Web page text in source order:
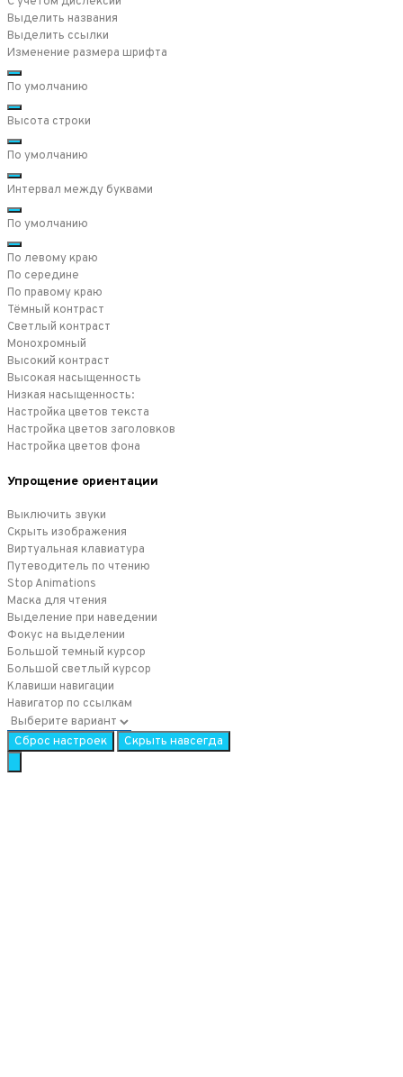
Выделить названия
Выделить ссылки
Изменение размера шрифта
По умолчанию
Высота строки
По умолчанию
Интервал между буквами
По умолчанию
По левому краю
По середине
По правому краю
Тёмный контраст
Светлый контраст
Монохромный
Высокий контраст
Высокая насыщенность
Низкая насыщенность:
Настройка цветов текста
Настройка цветов заголовков
Настройка цветов фона
Упрощение ориентации
Выключить звуки
Скрыть изображения
Виртуальная клавиатура
Путеводитель по чтению
Stop Animations
Маска для чтения
Выделение при наведении
Фокус на выделении
Большой темный курсор
Большой светлый курсор
Клавиши навигации
Навигатор по ссылкам
Сброс настроек Скрыть навсегда